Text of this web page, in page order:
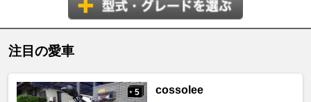
注目の愛車
+ 5 cossolee